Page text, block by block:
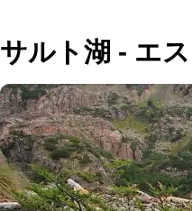
サルト湖 - エ